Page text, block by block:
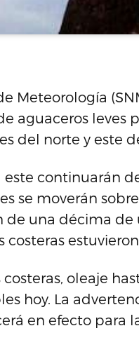
Meteorología
aguaceros leves
del norte y este
este continuarán
se moverán
de una décima
costeras
oleaje
hoy. La
en efecto para